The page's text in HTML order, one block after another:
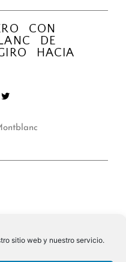
sitio web y nuestro servicio.
CON
DE
HACIA